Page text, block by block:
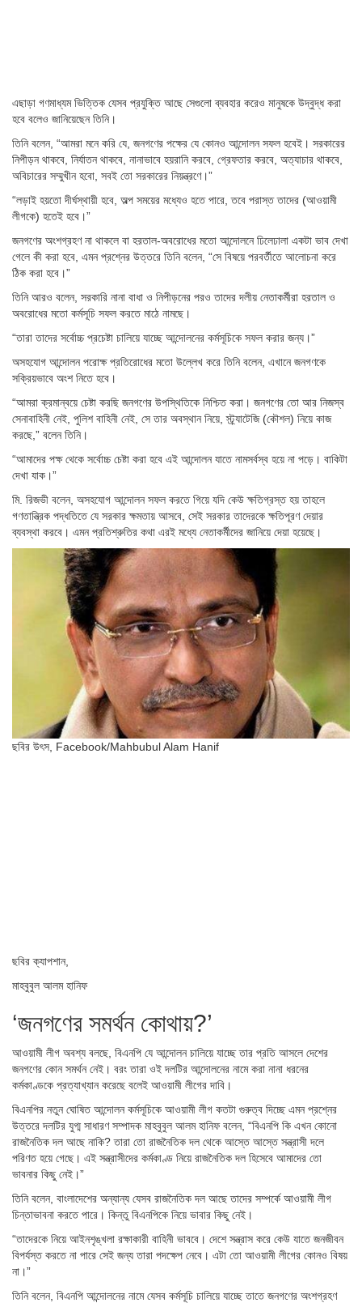
এছাড়া গণমাধ্যম ভিত্তিক যেসব প্রযুক্তি আছে সেগুলো ব্যবহার করেও মানুষকে উদ্বুদ্ধ করা
হবে বলেও জানিয়েছেন তিনি।
তিনি বলেন, “আমরা মনে করি যে, জনগণের পক্ষের যে কোনও আন্দোলন সফল হবেই। সরকারের
নিপীড়ন থাকবে, নির্যাতন থাকবে, নানাভাবে হয়রানি করবে, গ্রেফতার করবে, অত্যাচার থাকবে,
অবিচারের সম্মুখীন হবো, সবই তো সরকারের নিয়ন্ত্রণে।”
“লড়াই হয়তো দীর্ঘস্থায়ী হবে, অল্প সময়ের মধ্যেও হতে পারে, তবে পরাস্ত তাদের (আওয়ামী
লীগকে) হতেই হবে।”
জনগণের অংশগ্রহণ না থাকলে বা হরতাল-অবরোধের মতো আন্দোলনে ঢিলেঢালা একটা ভাব দেখা
গেলে কী করা হবে, এমন প্রশ্নের উত্তরে তিনি বলেন, “সে বিষয়ে পরবর্তীতে আলোচনা করে
ঠিক করা হবে।”
তিনি আরও বলেন, সরকারি নানা বাধা ও নিপীড়নের পরও তাদের দলীয় নেতাকর্মীরা হরতাল ও
অবরোধের মতো কর্মসূচি সফল করতে মাঠে নামছে।
“তারা তাদের সর্বোচ্চ প্রচেষ্টা চালিয়ে যাচ্ছে আন্দোলনের কর্মসূচিকে সফল করার জন্য।”
অসহযোগ আন্দোলন পরোক্ষ প্রতিরোধের মতো উল্লেখ করে তিনি বলেন, এখানে জনগণকে
সক্রিয়ভাবে অংশ নিতে হবে।
“আমরা ক্রমান্বয়ে চেষ্টা করছি জনগণের উপস্থিতিকে নিশ্চিত করা। জনগণের তো আর নিজস্ব
সেনাবাহিনী নেই, পুলিশ বাহিনী নেই, সে তার অবস্থান নিয়ে, স্ট্র্যাটেজি (কৌশল) নিয়ে কাজ
করছে,” বলেন তিনি।
“আমাদের পক্ষ থেকে সর্বোচ্চ চেষ্টা করা হবে এই আন্দোলন যাতে নামসর্বস্ব হয়ে না পড়ে। বাকিটা
দেখা যাক।”
মি. রিজভী বলেন, অসহযোগ আন্দোলন সফল করতে গিয়ে যদি কেউ ক্ষতিগ্রস্ত হয় তাহলে
গণতান্ত্রিক পদ্ধতিতে যে সরকার ক্ষমতায় আসবে, সেই সরকার তাদেরকে ক্ষতিপূরণ দেয়ার
ব্যবস্থা করবে। এমন প্রতিশ্রুতির কথা এরই মধ্যে নেতাকর্মীদের জানিয়ে দেয়া হয়েছে।
ছবির উৎস, Facebook/Mahbubul Alam Hanif
ছবির ক্যাপশান,
মাহবুবুল আলম হানিফ
‘জনগণের সমর্থন কোথায়?’
আওয়ামী লীগ অবশ্য বলছে, বিএনপি যে আন্দোলন চালিয়ে যাচ্ছে তার প্রতি আসলে দেশের
জনগণের কোন সমর্থন নেই। বরং তারা ওই দলটির আন্দোলনের নামে করা নানা ধরনের
কর্মকাণ্ডকে প্রত্যাখ্যান করেছে বলেই আওয়ামী লীগের দাবি।
বিএনপির নতুন ঘোষিত আন্দোলন কর্মসূচিকে আওয়ামী লীগ কতটা গুরুত্ব দিচ্ছে এমন প্রশ্নের
উত্তরে দলটির যুগ্ম সাধারণ সম্পাদক মাহবুবুল আলম হানিফ বলেন, “বিএনপি কি এখন কোনো
রাজনৈতিক দল আছে নাকি? তারা তো রাজনৈতিক দল থেকে আস্তে আস্তে সন্ত্রাসী দলে
পরিণত হয়ে গেছে। এই সন্ত্রাসীদের কর্মকাণ্ড নিয়ে রাজনৈতিক দল হিসেবে আমাদের তো
ভাবনার কিছু নেই।”
তিনি বলেন, বাংলাদেশের অন্যান্য যেসব রাজনৈতিক দল আছে তাদের সম্পর্কে আওয়ামী লীগ
চিন্তাভাবনা করতে পারে। কিন্তু বিএনপিকে নিয়ে ভাবার কিছু নেই।
“তাদেরকে নিয়ে আইনশৃঙ্খলা রক্ষাকারী বাহিনী ভাববে। দেশে সন্ত্রাস করে কেউ যাতে জনজীবন
বিপর্যস্ত করতে না পারে সেই জন্য তারা পদক্ষেপ নেবে। এটা তো আওয়ামী লীগের কোনও বিষয়
না।”
তিনি বলেন, বিএনপি আন্দোলনের নামে যেসব কর্মসূচি চালিয়ে যাচ্ছে তাতে জনগণের অংশগ্রহণ